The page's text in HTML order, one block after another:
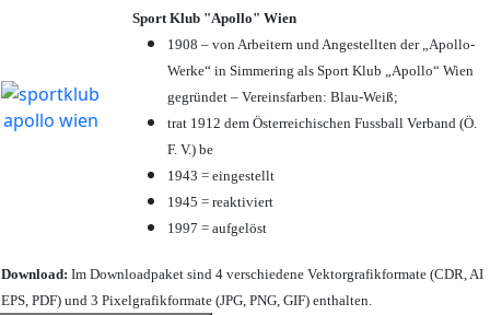
Sport Klub "Apollo" Wien
1908 – von Arbeitern und Angestellten der „Apollo-
Werke“ in Simmering als Sport Klub „Apollo“ Wien
gegründet – Vereinsfarben: Blau-Weiß;
trat 1912 dem Österreichischen Fussball Verband (Ö.
F. V.) be
1943 = eingestellt
1945 = reaktiviert
1997 = aufgelöst
Download: Im Downloadpaket sind 4 verschiedene Vektorgrafikformate (CDR, AI
EPS, PDF) und 3 Pixelgrafikformate (JPG, PNG, GIF) enthalten.